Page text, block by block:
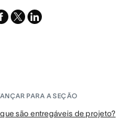
x-
linkedin
PARA A SEÇÃO
são entregáveis de projeto?